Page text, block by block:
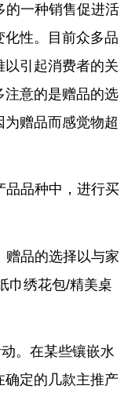
的一种销售促进活
性。目前众多品
以引起消费者的关
注意的是赠品的选
赠品而感觉物超
品品种中，进行买
赠品的选择以与家
巾绣花包/精美桌
。在某些镶嵌水
确定的几款主推产